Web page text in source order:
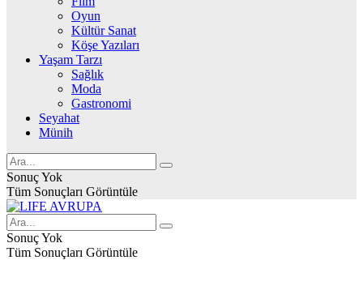
Oyun
Kültür Sanat
Köşe Yazıları
Yaşam Tarzı
Sağlık
Moda
Gastronomi
Seyahat
Münih
Sonuç Yok
Tüm Sonuçları Görüntüle
Sonuç Yok
Tüm Sonuçları Görüntüle